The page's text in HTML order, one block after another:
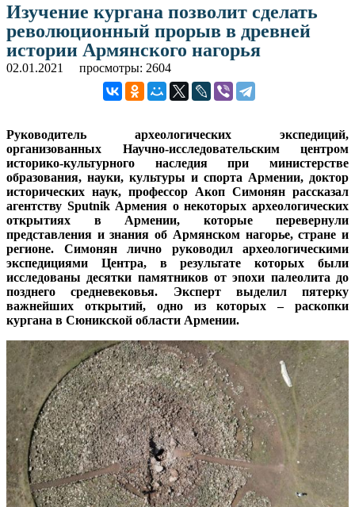
Изучение кургана позволит сделать
революционный прорыв в древней
истории Армянского нагорья
02.01.2021 просмотры: 2604
Руководитель археологических экспедиций,
организованных Научно-исследовательским центром
историко-культурного наследия при министерстве
образования, науки, культуры и спорта Армении, доктор
исторических наук, профессор Акоп Симонян рассказал
агентству Sputnik Армения о некоторых археологических
открытиях в Армении, которые перевернули
представления и знания об Армянском нагорье, стране и
регионе. Симонян лично руководил археологическими
экспедициями Центра, в результате которых были
исследованы десятки памятников от эпохи палеолита до
позднего средневековья. Эксперт выделил пятерку
важнейших открытий, одно из которых – раскопки
кургана в Сюникской области Армении.